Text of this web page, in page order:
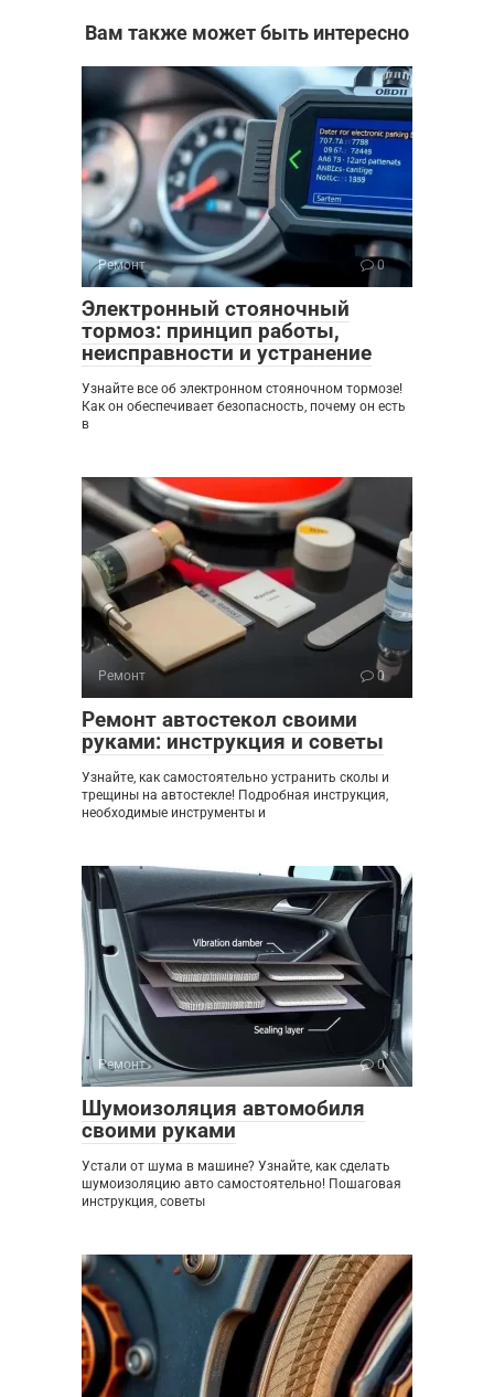
Вам также может быть интересно
Ремонт 0
Электронный стояночный
тормоз: принцип работы,
неисправности и устранение
Узнайте все об электронном стояночном тормозе!
Как он обеспечивает безопасность, почему он есть
в
Ремонт 0
Ремонт автостекол своими
руками: инструкция и советы
Узнайте, как самостоятельно устранить сколы и
трещины на автостекле! Подробная инструкция,
необходимые инструменты и
Ремонт 0
Шумоизоляция автомобиля
своими руками
Устали от шума в машине? Узнайте, как сделать
шумоизоляцию авто самостоятельно! Пошаговая
инструкция, советы